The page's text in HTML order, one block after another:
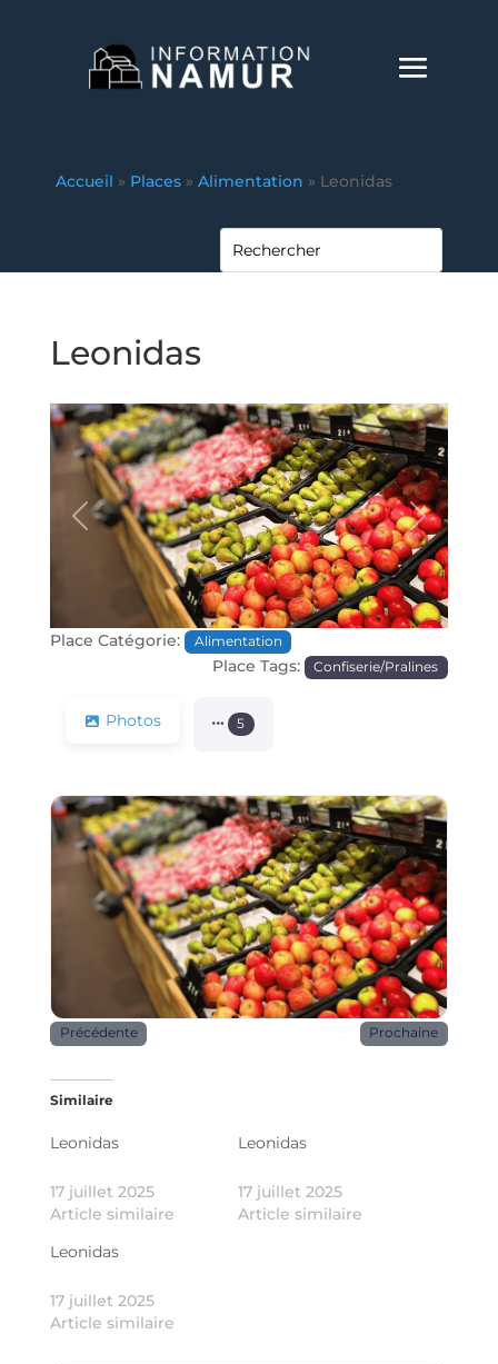
Accueil » Places » Alimentation » Leonidas
Leonidas
Précédente Prochaine
Place Catégorie: Alimentation
Place Tags: Confiserie/Pralines
Photos 5
Précédente Prochaine
Similaire
Leonidas
17 juillet 2025
Article similaire
Leonidas
17 juillet 2025
Article similaire
Leonidas
17 juillet 2025
Article similaire